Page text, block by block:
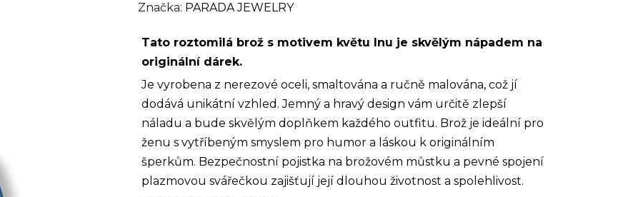
Značka: PARADA JEWELRY
Tato roztomilá brož s motivem květu lnu je skvělým nápadem na
originální dárek.
Je vyrobena z nerezové oceli, smaltována a ručně malována, což jí
dodává unikátní vzhled. Jemný a hravý design vám určitě zlepší
náladu a bude skvělým doplňkem každého outfitu. Brož je ideální pro
ženu s vytříbeným smyslem pro humor a láskou k originálním
šperkům. Bezpečnostní pojistka na brožovém můstku a pevné spojení
plazmovou svářečkou zajišťují její dlouhou životnost a spolehlivost.